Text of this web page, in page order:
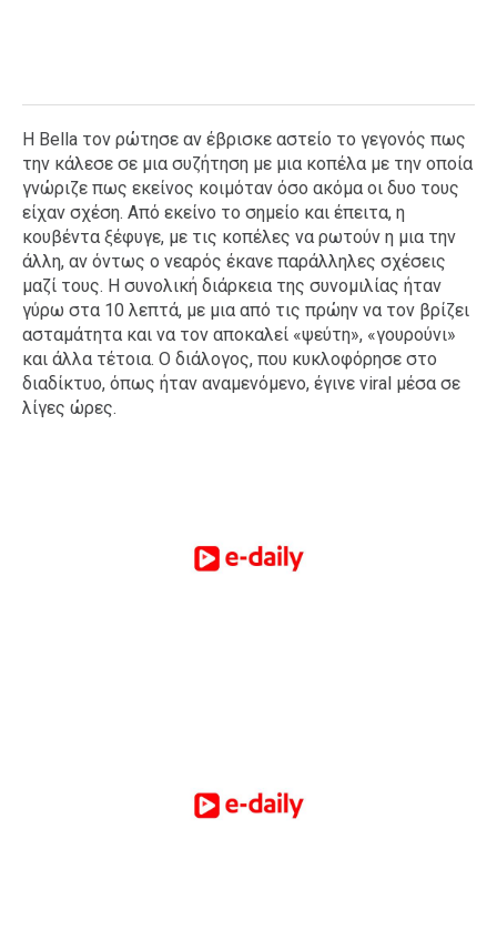
Η Bella τον ρώτησε αν έβρισκε αστείο το γεγονός πως
την κάλεσε σε μια συζήτηση με μια κοπέλα με την οποία
γνώριζε πως εκείνος κοιμόταν όσο ακόμα οι δυο τους
είχαν σχέση. Από εκείνο το σημείο και έπειτα, η
κουβέντα ξέφυγε, με τις κοπέλες να ρωτούν η μια την
άλλη, αν όντως ο νεαρός έκανε παράλληλες σχέσεις
μαζί τους. Η συνολική διάρκεια της συνομιλίας ήταν
γύρω στα 10 λεπτά, με μια από τις πρώην να τον βρίζει
ασταμάτητα και να τον αποκαλεί «ψεύτη», «γουρούνι»
και άλλα τέτοια. Ο διάλογος, που κυκλοφόρησε στο
διαδίκτυο, όπως ήταν αναμενόμενο, έγινε viral μέσα σε
λίγες ώρες.